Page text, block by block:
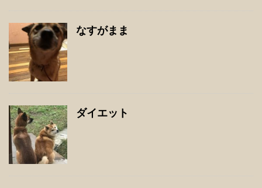
なすがまま
ダイエット